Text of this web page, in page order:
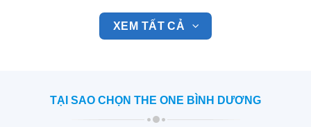
XEM TẤT CẢ
TẠI SAO CHỌN THE ONE BÌNH DƯƠNG